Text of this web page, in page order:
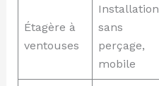
Étagère à
ventouses
Installation
sans
perçage,
mobile